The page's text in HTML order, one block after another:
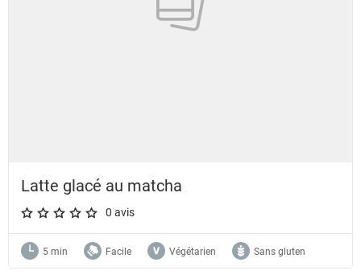
Latte glacé au matcha
A star rating of 0 out of 5.
0 avis
5 min Facile Végétarien Sans gluten